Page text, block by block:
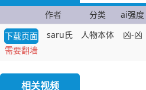
作者 分类 ai强度
下载页面
需要翻墙
saru氏 人物本体 凶-凶
相关视频